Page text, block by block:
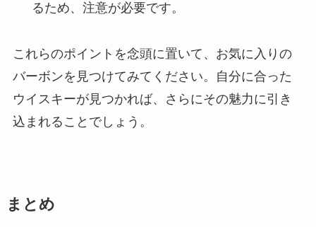
るため、注意が必要です。
これらのポイントを念頭に置いて、お気に入りの
バーボンを見つけてみてください。自分に合った
ウイスキーが見つかれば、さらにその魅力に引き
込まれることでしょう。
まとめ